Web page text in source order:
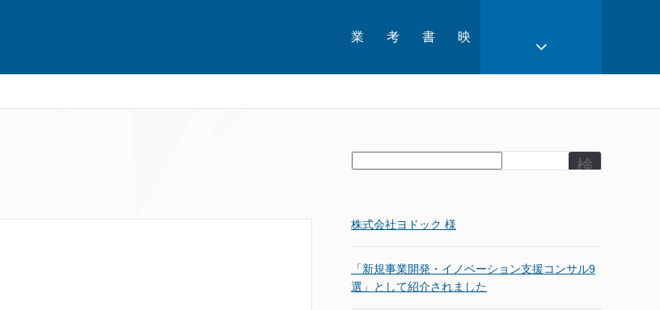
業 考 書 映
検
株式会社ヨドック 様
「新規事業開発・イノベーション支援コンサル9
選」として紹介されました